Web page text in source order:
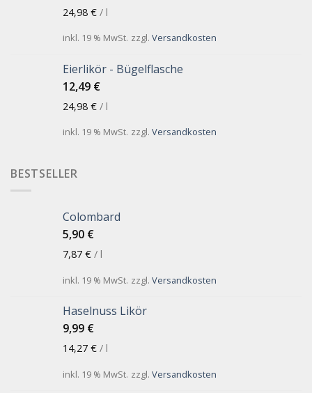
24,98 € / l
inkl. 19 % MwSt. zzgl. Versandkosten
Eierlikör - Bügelflasche
12,49 €
24,98 € / l
inkl. 19 % MwSt. zzgl. Versandkosten
BESTSELLER
Colombard
5,90 €
7,87 € / l
inkl. 19 % MwSt. zzgl. Versandkosten
Haselnuss Likör
9,99 €
14,27 € / l
inkl. 19 % MwSt. zzgl. Versandkosten